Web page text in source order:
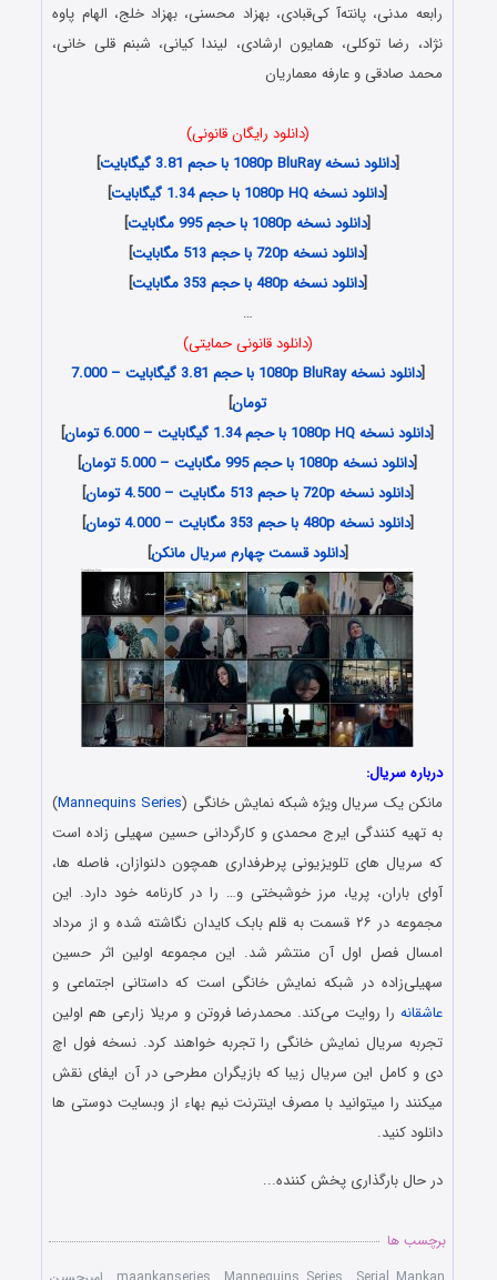
رابعه مدنی، پانته‌آ کی‌قبادی، بهزاد محسنی، بهزاد خلج، الهام پاوه
نژاد، رضا توکلی، همایون ارشادی، لیندا کیانی، شبنم قلی خانی،
محمد صادقی و عارفه معماریان
(دانلود رایگان قانونی)
[دانلود نسخه 1080p BluRay با حجم 3.81 گیگابایت
]
[دانلود نسخه 1080p HQ با حجم 1.34 گیگابایت
]
[دانلود نسخه 1080p با حجم 995 مگابایت
]
[دانلود نسخه 720p با حجم 513 مگابایت
]
[دانلود نسخه 480p با حجم 353 مگابایت
]
…
(دانلود قانونی حمایتی)
[
دانلود نسخه 1080p BluRay با حجم 3.81 گیگابایت – 7.000
تومان]
[دانلود نسخه 1080p HQ با حجم 1.34 گیگابایت – 6.000 تومان
]
[دانلود نسخه 1080p با حجم 995 مگابایت – 5.000 تومان
]
[دانلود نسخه 720p با حجم 513 مگابایت – 4.500 تومان
]
[دانلود نسخه 480p با حجم 353 مگابایت – 4.000 تومان
]
[دانلود قسمت چهارم سریال مانکن]
درباره سریال:
مانکن یک سریال ویژه شبکه نمایش خانگی (Mannequins Series
)
به تهیه کنندگی ایرج محمدی و کارگردانی حسین سهیلی زاده است
که سریال های تلویزیونی پرطرفداری همچون دلنوازان، فاصله ها،
آوای باران، پریا، مرز خوشبختی و… را در کارنامه خود دارد. این
مجموعه در ۲۶ قسمت به قلم بابک کایدان نگاشته شده و از مرداد
امسال فصل اول آن منتشر شد. این مجموعه اولین اثر حسین
سهیلی‌زاده در شبکه نمایش ‌خانگی است که داستانی اجتماعی و
عاشقانه را روایت می‌کند. محمدرضا فروتن و مریلا زارعی هم اولین
تجربه سریال نمایش خانگی را تجربه خواهند کرد. نسخه فول اچ
دی و کامل این سریال زیبا که بازیگران مطرحی در آن ایفای نقش
میکنند را میتوانید با مصرف اینترنت نیم بهاء از وبسایت دوستی ها
دانلود کنید.
در حال بارگذاری پخش کننده...
برچسب ها